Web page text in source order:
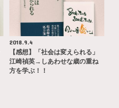
2018.9.4
【感想】「社会は変えられる」
江崎禎英→しあわせな歳の重ね
方を学ぶ！！